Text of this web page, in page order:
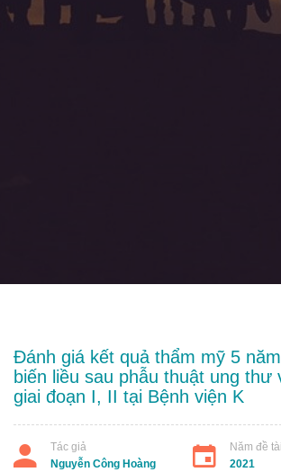
Đánh giá kết quả thẩm mỹ 5
biến liều sau phẫu thuật ung thư
giai đoạn I, II tại Bệnh viện K
Tác giả
Nguyễn Công Hoàng
Năm đề tài
2021